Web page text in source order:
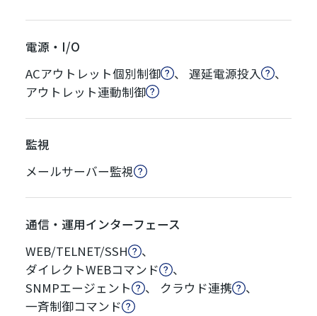
電源・I/O
ACアウトレット個別制御
、 遅延電源投入
、
アウトレット連動制御
監視
メールサーバー監視
通信・運用インターフェース
WEB/TELNET/SSH
、
ダイレクトWEBコマンド
、
SNMPエージェント
、 クラウド連携
、
一斉制御コマンド